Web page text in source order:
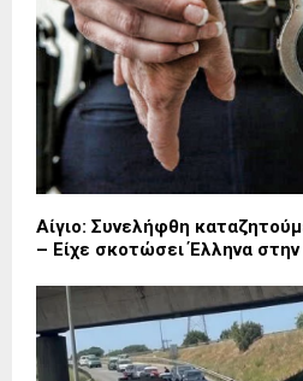
Αίγιο: Συνελήφθη
– Είχε σκοτώσει Έλληνα